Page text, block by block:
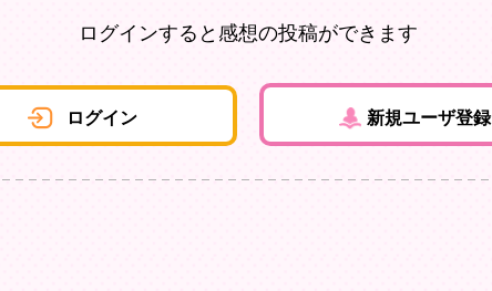
ログインすると感想の投稿ができます
ログイン 新規ユーザ登録